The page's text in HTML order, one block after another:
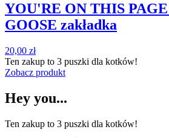
YOU'RE ON THIS
GOOSE zakładka
20,00 zł
Ten zakup to 3 puszki dla kotków!
Zobacz produkt
Hey you...
Ten zakup to 3 puszki dla kotków!